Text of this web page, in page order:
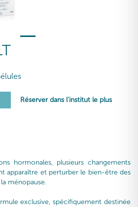
Réserver dans l'institut le plus
hormonales, plusieurs changements
apparaître et perturber le bien-être des
ménopause.
exclusive, spécifiquement destinée